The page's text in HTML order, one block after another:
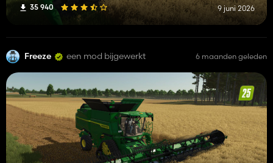
35 940 9 juni 2026
Freeze een mod bijgewerkt 6 maanden geleden